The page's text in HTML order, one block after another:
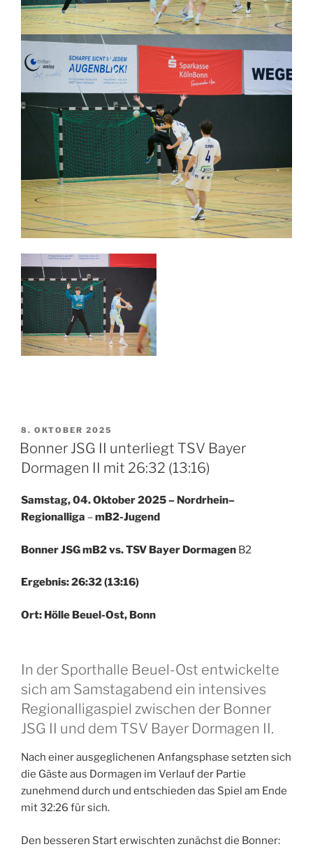
VERÖFFENTLICHT
AM
8. OKTOBER 2025
Bonner JSG II unterliegt TSV Bayer
Dormagen II mit 26:32 (13:16)
Samstag, 04. Oktober 2025 – Nordrhein–
Regionalliga –mB2-Jugend
Bonner JSG mB2 vs. TSV Bayer Dormagen B2
Ergebnis: 26:32 (13:16)
Ort: Hölle Beuel-Ost, Bonn
In der Sporthalle Beuel-Ost entwickelte
sich am Samstagabend ein intensives
Regionalligaspiel zwischen der Bonner
JSG II und dem TSV Bayer Dormagen II.
Nach einer ausgeglichenen Anfangsphase setzten sich
die Gäste aus Dormagen im Verlauf der Partie
zunehmend durch und entschieden das Spiel am Ende
mit 32:26 für sich.
Den besseren Start erwischten zunächst die Bonner: